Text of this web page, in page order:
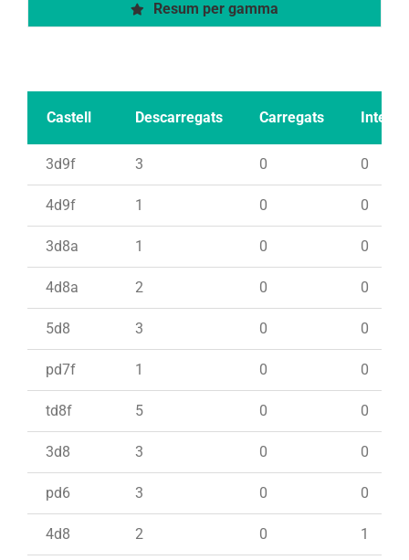
Resum per gamma
Castell Descarregats Carregats Intents
3d9f 3 0 0
4d9f 1 0 0
3d8a 1 0 0
4d8a 2 0 0
5d8 3 0 0
pd7f 1 0 0
td8f 5 0 0
3d8 3 0 0
pd6 3 0 0
4d8 2 0 1